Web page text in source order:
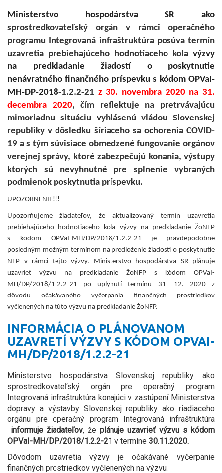
Ministerstvo hospodárstva SR ako
sprostredkovateľský orgán v rámci operačného
programu Integrovaná infraštruktúra posúva termín
uzavretia prebiehajúceho hodnotiaceho kola výzvy
na predkladanie žiadostí o poskytnutie
nenávratného finančného príspevku s kódom OPVaI-
MH-DP-2018-1.2.2-21 z 30. novembra 2020 na 31.
decembra 2020, čím reflektuje na pretrvávajúcu
mimoriadnu situáciu vyhlásenú vládou Slovenskej
republiky v dôsledku šíriaceho sa ochorenia COVID-
19 a s tým súvisiace obmedzené fungovanie orgánov
verejnej správy, ktoré zabezpečujú konania, výstupy
ktorých sú nevyhnutné pre splnenie vybraných
podmienok poskytnutia príspevku.
UPOZORNENIE!!!
Upozorňujeme žiadateľov, že aktualizovaný termín uzavretia
prebiehajúceho hodnotiaceho kola výzvy na predkladanie ŽoNFP
s kódom OPVaI-MH/DP/2018/1.2.2-21 je pravdepodobne
posledným možným termínom na predloženie žiadosti o poskytnutie
NFP v rámci tejto výzvy. Ministerstvo hospodárstva SR plánuje
uzavrieť výzvu na predkladanie ŽoNFP s kódom OPVaI-
MH/DP/2018/1.2.2-21 po uplynutí termínu 31. 12. 2020 z
dôvodu očakávaného vyčerpania finančných prostriedkov
vyčlenených na túto výzvu na predkladanie ŽoNFP.
INFORMÁCIA O PLÁNOVANOM
UZAVRETÍ VÝZVY S KÓDOM OPVAI-
MH/DP/2018/1.2.2-21
Ministerstvo hospodárstva Slovenskej republiky ako
sprostredkovateľský orgán pre operačný program
Integrovaná infraštruktúra konajúci v zastúpení Ministerstva
dopravy a výstavby Slovenskej republiky ako riadiaceho
orgánu pre operačný program Integrovaná infraštruktúra
informuje žiadateľov, že plánuje uzavrieť výzvu s kódom
OPVaI-MH/DP/2018/1.2.2-21 v termíne 30.11.2020.
Dôvodom uzavretia výzvy je očakávané vyčerpanie
finančných prostriedkov vyčlenených na výzvu.